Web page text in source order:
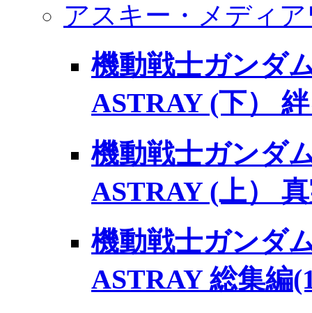
アスキー・メディ
機動戦士ガンダ
ASTRAY (下）
機動戦士ガンダ
ASTRAY (上）
機動戦士ガンダ
ASTRAY 総集編